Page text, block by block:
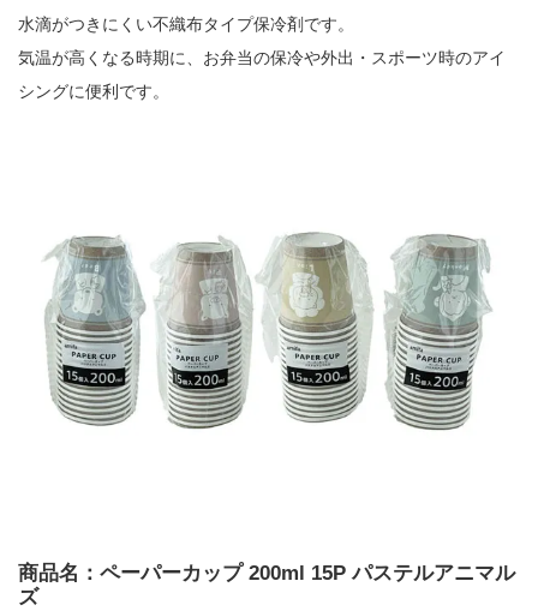
水滴がつきにくい不織布タイプ保冷剤です。
気温が高くなる時期に、お弁当の保冷や外出・スポーツ時のアイ
シングに便利です。
商品名：ペーパーカップ 200ml 15P パステルアニマル
ズ